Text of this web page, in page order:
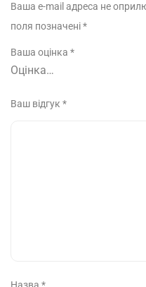
Ваша e-mail адреса не
поля позначені*
Ваша оцінка *
Ваш відгук *